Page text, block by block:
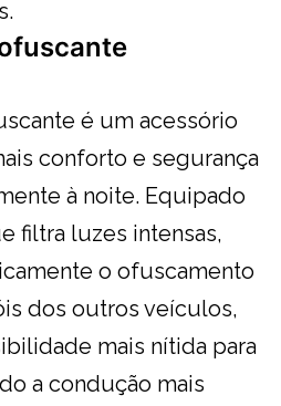
é um acessório
conforto e segurança
à noite. Equipado
filtra luzes intensas,
o ofuscamento
dos outros veículos,
mais nítida para
a condução mais